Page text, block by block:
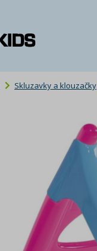
Skluzavky a klouzačky